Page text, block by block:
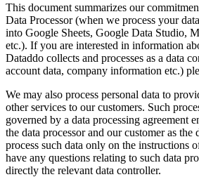
This document summarizes our
Data Processor (when we process your
into Google Sheets, Google Data Studio,
etc.). If you are interested in information
Dataddo collects and processes as a data
account data, company information etc.)
We may also process personal data to
other services to our customers. Such
governed by a data processing agreement
the data processor and our customer as the
process such data only on the instructions
have any questions relating to such data
directly the relevant data controller.